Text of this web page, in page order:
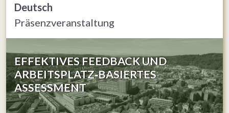
Deutsch
Präsenzveranstaltung
EFFEKTIVES FEEDBACK UND
ARBEITSPLATZ‐BASIERTES
ASSESSMENT